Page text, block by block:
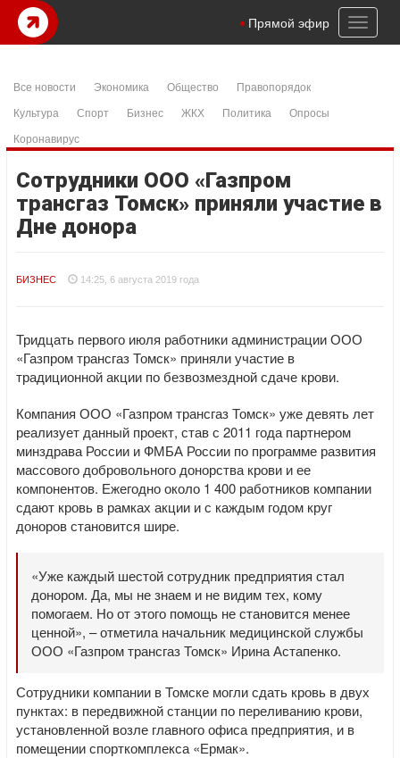
Toggle
Прямой эфир
Все новости Экономика Общество
Правопорядок
Культура
Спорт Бизнес ЖКХ Политика
Опросы
Коронавирус
Сотрудники ООО «Газпром
трансгаз Томск» приняли участие в
Дне донора
БИЗНЕС 14:25, 6 августа 2019 года
Тридцать первого июля работники администрации ООО
«Газпром трансгаз Томск» приняли участие в
традиционной акции по безвозмездной сдаче крови.
Компания ООО «Газпром трансгаз Томск» уже девять лет
реализует данный проект, став с 2011 года партнером
минздрава России и ФМБА России по программе развития
массового добровольного донорства крови и ее
компонентов. Ежегодно около 1 400 работников компании
сдают кровь в рамках акции и с каждым годом круг
доноров становится шире.
«Уже каждый шестой сотрудник предприятия стал
донором. Да, мы не знаем и не видим тех, кому
помогаем. Но от этого помощь не становится менее
ценной», – отметила начальник медицинской службы
ООО «Газпром трансгаз Томск» Ирина Астапенко.
Сотрудники компании в Томске могли сдать кровь в двух
пунктах: в передвижной станции по переливанию крови,
установленной возле главного офиса предприятия, и в
помещении спорткомплекса «Ермак».